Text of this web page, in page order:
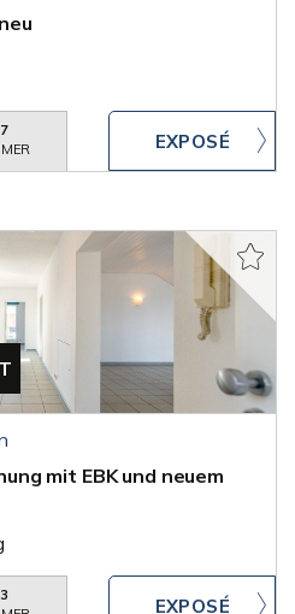
7
mit EBK und neuem
3